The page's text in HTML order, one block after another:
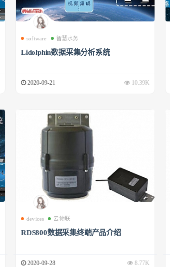
software 智慧水务
Lidolphin数据采集分析系统
2020-09-21 10.39K
devices 云物联
RDS800数据采集终端产品介绍
2020-09-28 8.77K